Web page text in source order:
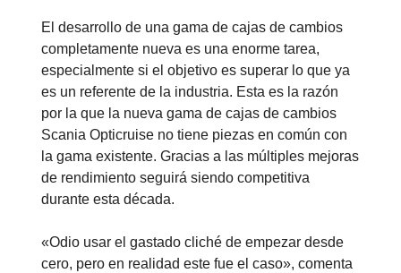
El desarrollo de una gama de cajas de cambios
completamente nueva es una enorme tarea,
especialmente si el objetivo es superar lo que ya
es un referente de la industria. Esta es la razón
por la que la nueva gama de cajas de cambios
Scania Opticruise no tiene piezas en común con
la gama existente. Gracias a las múltiples mejoras
de rendimiento seguirá siendo competitiva
durante esta década.
«Odio usar el gastado cliché de empezar desde
cero, pero en realidad este fue el caso», comenta